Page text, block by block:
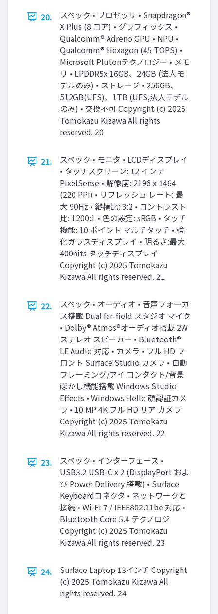
20.
スペック • プロセッサ • Snapdragon®
X Plus (8 コア) • グラフィックス •
Qualcomm® Adreno GPU • NPU •
Qualcomm® Hexagon (45 TOPS) •
Microsoft Plutonテクノロジー • メモ
リ • LPDDR5x 16GB、24GB (法人モ
デルのみ) • ストレージ • 256GB、
512GB(UFS)、1TB (UFS,法人モデル
のみ) • 交換不可 Copyright (c) 2025
Tomokazu Kizawa All rights
reserved. 20
21.
スペック • モニタ • LCDディスプレイ
• タッチスクリーン: 12 インチ
PixelSense • 解像度: 2196 x 1464
(220 PPI) • リフレッシュ レート: 最
大 90Hz • 縦横比: 3:2 • コントラスト
比: 1200:1 • 色の設定: sRGB • タッチ
機能: 10 ポイント マルチタッチ • 強
化ガラスディスプレイ • 明るさ:最大
400nits タッチディスプレイ
Copyright (c) 2025 Tomokazu
Kizawa All rights reserved. 21
22.
スペック • オーディオ • 音声フォーカ
ス搭載 Dual far-field スタジオ マイク
• Dolby® Atmos®オーディオ搭載 2W
ステレオ スピーカー • Bluetooth®
LE Audio 対応 • カメラ • フル HD フ
ロント Surface Studio カメラ • 自動
フレーミング/アイ コンタクト/背景
ぼかし機能搭載 Windows Studio
Effects • Windows Hello 顔認証カメ
ラ • 10 MP 4K フル HD リア カメラ
Copyright (c) 2025 Tomokazu
Kizawa All rights reserved. 22
23.
スペック • インターフェース •
USB3.2 USB-C x 2 (DisplayPort およ
び Power Delivery 搭載) • Surface
Keyboardコネクタ • ネットワークと
接続 • Wi-Fi 7 / IEEE802.11be 対応 •
Bluetooth Core 5.4 テクノロジ
Copyright (c) 2025 Tomokazu
Kizawa All rights reserved. 23
24.
Surface Laptop 13インチ Copyright
(c) 2025 Tomokazu Kizawa All
rights reserved. 24